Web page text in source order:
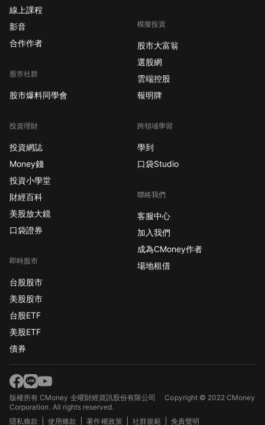
線上課程
影音
合作作者
股市社群
股市爆料同學會
投資理財
投資網誌
Money錢
投資小學堂
財經百科
美股放大鏡
口袋證券
即時股市
台股股市
美股股市
台股ETF
美股ETF
債券
模擬投資
股市大富翁
選股網
雲端控股
報明牌
跨領域學習
學到
口袋Studio
聯絡我們
客服中心
加入我們
成為CMoney作者
場地租借
版權所有 CMoney 全曜財經資訊股份有限公司Copyright © 2022 CMoney
Corporation. All rights reserved.
隱私條款
使用條款 著作權政策 社群規範 免責聲明